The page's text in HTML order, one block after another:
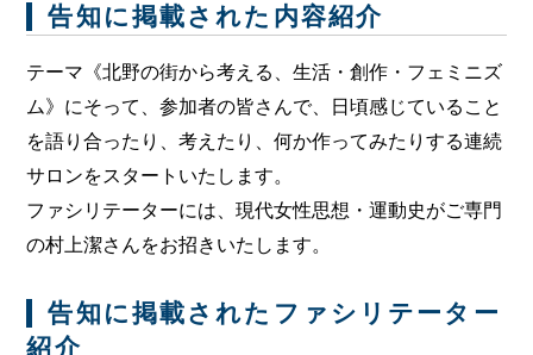
告知に掲載された内容紹介
テーマ《北野の街から考える、生活・創作・フェミニズ
ム》にそって、参加者の皆さんで、日頃感じていること
を語り合ったり、考えたり、何か作ってみたりする連続
サロンをスタートいたします。
ファシリテーターには、現代女性思想・運動史がご専門
の村上潔さんをお招きいたします。
告知に掲載されたファシリテーター
紹介